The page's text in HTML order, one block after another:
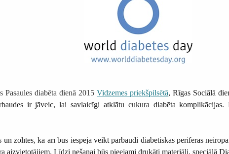
Pasaules diabēta dienā 2015 Vidzemes priekšpilsētā, Rīgas Sociālā
ir jāveic, lai savlaicīgi atklātu cukura diabēta
zolītes, kā arī būs iespēja veikt pārbaudi diabētiskās perifērās
Līdzi nešanai būs pieejami drukāti materiāli, speciālā